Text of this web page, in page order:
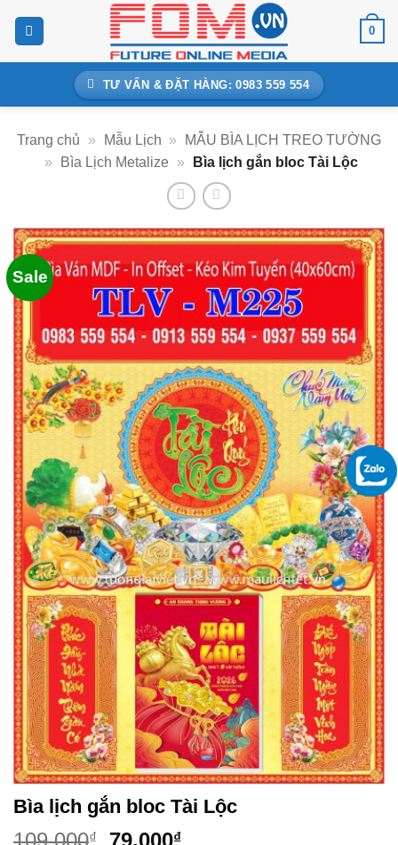
0
TƯ VẤN & ĐẶT HÀNG: 0983 559 554
Trang chủ » Mẫu Lịch »
MẪU BÌA LỊCH TREO TƯỜNG
»
Bìa Lịch Metalize » Bìa lịch gắn bloc Tài Lộc
Sale
Bìa lịch gắn bloc Tài Lộc
109.000₫
Giá
79.000₫Giá